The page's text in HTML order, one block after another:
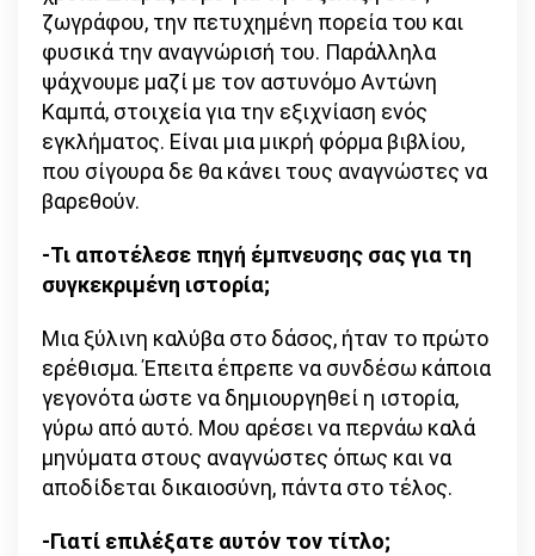
ζωγράφου, την πετυχημένη πορεία του και
φυσικά την αναγνώρισή του. Παράλληλα
ψάχνουμε μαζί με τον αστυνόμο Αντώνη
Καμπά, στοιχεία για την εξιχνίαση ενός
εγκλήματος. Είναι μια μικρή φόρμα βιβλίου,
που σίγουρα δε θα κάνει τους αναγνώστες να
βαρεθούν.
-Τι αποτέλεσε πηγή έμπνευσης σας για τη
συγκεκριμένη ιστορία;
Μια ξύλινη καλύβα στο δάσος, ήταν το πρώτο
ερέθισμα. Έπειτα έπρεπε να συνδέσω κάποια
γεγονότα ώστε να δημιουργηθεί η ιστορία,
γύρω από αυτό. Μου αρέσει να περνάω καλά
μηνύματα στους αναγνώστες όπως και να
αποδίδεται δικαιοσύνη, πάντα στο τέλος.
-Γιατί επιλέξατε αυτόν τον τίτλο;